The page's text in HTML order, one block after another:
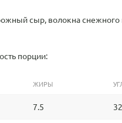
сыр, волокна снежного
порции:
ЖИРЫ
7.5